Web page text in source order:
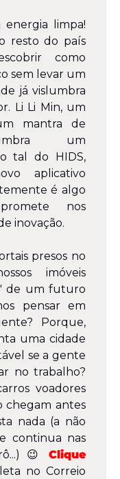
energia limpa!
resto do país
como
sem levar um
já vislumbra
Li Li Min, um
mantra de
um
tal do HIDS,
aplicativo
é algo
nos
inovação.
presos no
imóveis
de um futuro
pensar em
Porque,
uma cidade
se a gente
no trabalho?
voadores
chegam antes
nada (a não
continua nas
😉
Clique
no Correio